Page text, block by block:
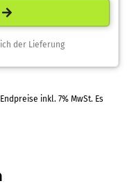
der Lieferung
7% MwSt. Es